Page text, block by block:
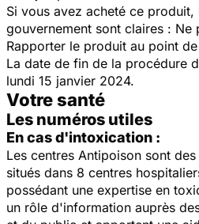
Si vous avez acheté ce produit,
gouvernement sont claires : Ne
Rapporter le produit au point
La date de fin de la procédure
lundi 15 janvier 2024.
Votre santé
Les numéros utiles
En cas d'intoxication :
Les centres Antipoison sont
situés dans 8 centres
possédant une expertise en
un rôle d'information auprès